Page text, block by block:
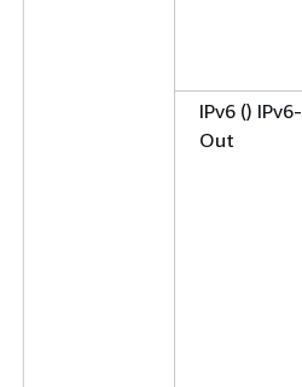
IPv6 () IPv6-
Out